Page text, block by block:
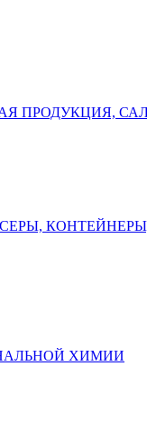
ПРОДУКЦИЯ,
ХИМИИ